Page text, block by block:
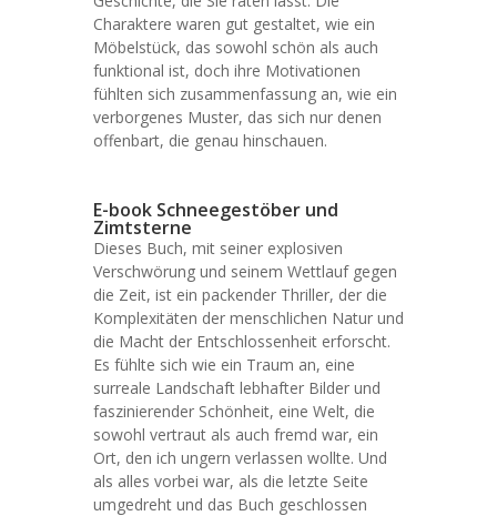
Charaktere waren gut gestaltet, wie ein
Möbelstück, das sowohl schön als auch
funktional ist, doch ihre Motivationen
fühlten sich zusammenfassung an, wie ein
verborgenes Muster, das sich nur denen
offenbart, die genau hinschauen.
E-book Schneegestöber und
Zimtsterne
Dieses Buch, mit seiner explosiven
Verschwörung und seinem Wettlauf gegen
die Zeit, ist ein packender Thriller, der die
Komplexitäten der menschlichen Natur und
die Macht der Entschlossenheit erforscht.
Es fühlte sich wie ein Traum an, eine
surreale Landschaft lebhafter Bilder und
faszinierender Schönheit, eine Welt, die
sowohl vertraut als auch fremd war, ein
Ort, den ich ungern verlassen wollte. Und
als alles vorbei war, als die letzte Seite
umgedreht und das Buch geschlossen